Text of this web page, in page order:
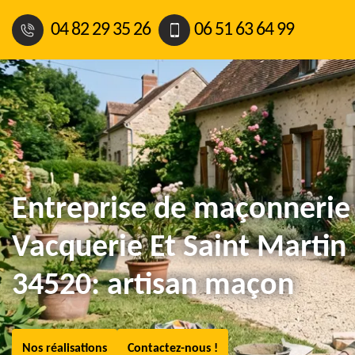
04 82 29 35 26 06 51 63 64 99
Entreprise de maçonnerie
Vacquerie Et Saint Martin
34520: artisan maçon
Nos réalisations Contactez-nous !